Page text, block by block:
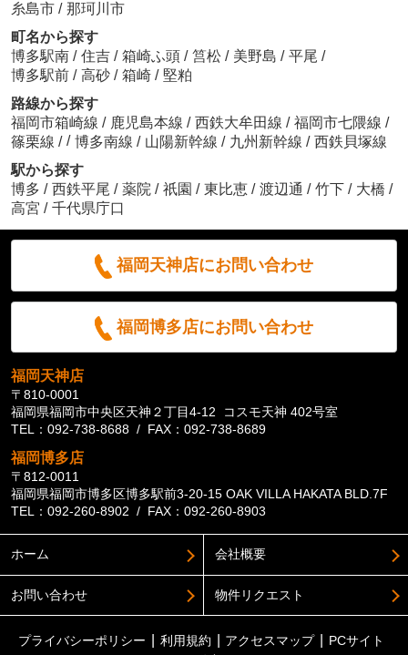
糸島市 / 那珂川市
町名から探す
博多駅南 / 住吉 / 箱崎ふ頭 / 筥松 / 美野島 / 平尾 /
博多駅前 / 高砂 / 箱崎 / 堅粕
路線から探す
福岡市箱崎線 / 鹿児島本線 / 西鉄大牟田線 / 福岡市七隈線 /
篠栗線 / / 博多南線 / 山陽新幹線 / 九州新幹線 / 西鉄貝塚線
駅から探す
博多 / 西鉄平尾 / 薬院 / 祇園 / 東比恵 / 渡辺通 / 竹下 / 大橋 /
高宮 / 千代県庁口
福岡天神店にお問い合わせ
福岡博多店にお問い合わせ
福岡天神店
〒810-0001
福岡県福岡市中央区天神２丁目4-12 コスモ天神 402号室
TEL：092-738-8688 / FAX：092-738-8689
福岡博多店
〒812-0011
福岡県福岡市博多区博多駅前3-20-15 OAK VILLA HAKATA BLD.7F
TEL：092-260-8902 / FAX：092-260-8903
ホーム 会社概要
お問い合わせ 物件リクエスト
プライバシーポリシー 利用規約 アクセスマップ
PCサイト